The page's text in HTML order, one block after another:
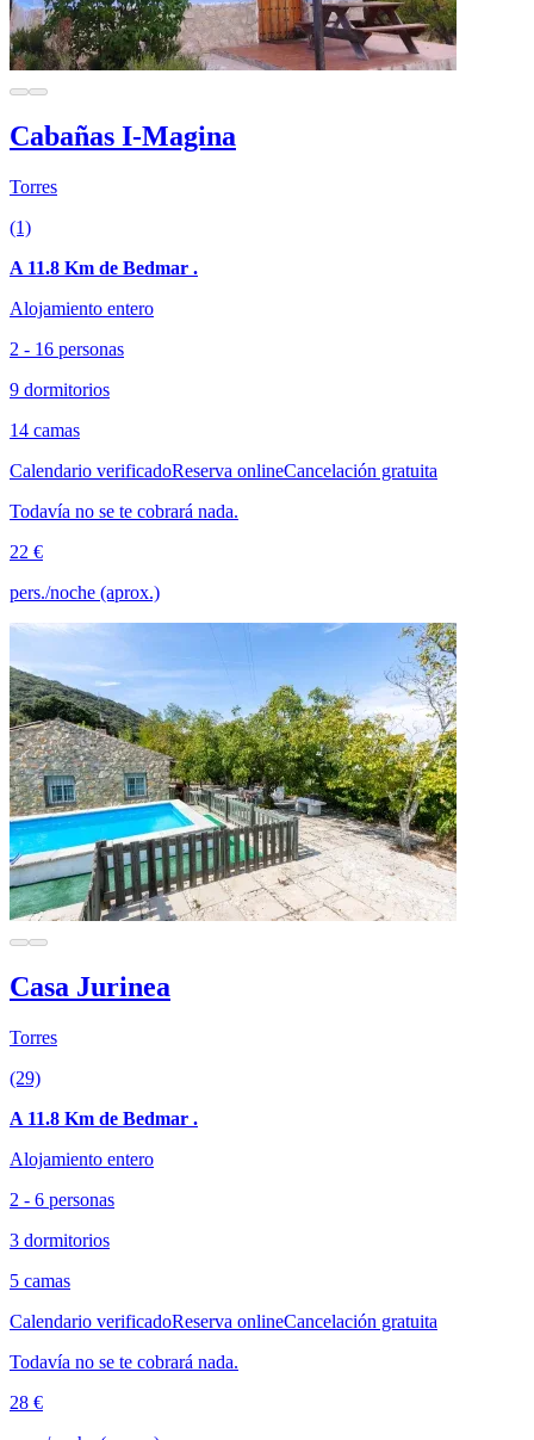
Cabañas I-Magina
Torres
(1)
A 11.8 Km de Bedmar .
Alojamiento entero
2 - 16 personas
9 dormitorios
14 camas
Calendario verificadoReserva onlineCancelación gratuita
Todavía no se te cobrará nada.
22 €
pers./noche (aprox.)
Casa Jurinea
Torres
(29)
A 11.8 Km de Bedmar .
Alojamiento entero
2 - 6 personas
3 dormitorios
5 camas
Calendario verificadoReserva onlineCancelación gratuita
Todavía no se te cobrará nada.
28 €